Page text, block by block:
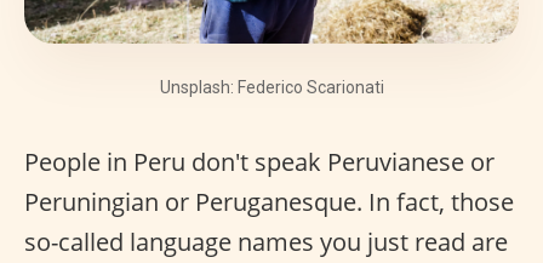
Unsplash: Federico Scarionati
People in Peru don't speak Peruvianese or
Peruningian or Peruganesque. In fact, those
so-called language names you just read are